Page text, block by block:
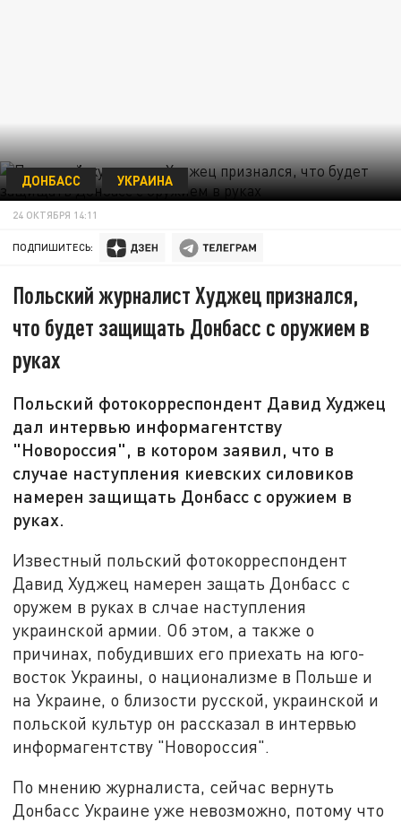
ДОНБАСС УКРАИНА
24 ОКТЯБРЯ 14:11
ПОДПИШИТЕСЬ:
Польский журналист Худжец признался,
что будет защищать Донбасс с оружием в
руках
Польский фотокорреспондент Давид Худжец
дал интервью информагентству
"Новороссия", в котором заявил, что в
случае наступления киевских силовиков
намерен защищать Донбасс с оружием в
руках.
Известный польский фотокорреспондент
Давид Худжец намерен защать Донбасс с
оружем в руках в слчае наступления
украинской армии. Об этом, а также о
причинах, побудивших его приехать на юго-
восток Украины, о национализме в Польше и
на Украине, о близости русской, украинской и
польской культур он рассказал в интервью
информагентству "Новороссия".
По мнению журналиста, сейчас вернуть
Донбасс Украине уже невозможно, потому что